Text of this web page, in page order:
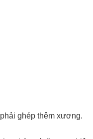
ghép thêm xương.